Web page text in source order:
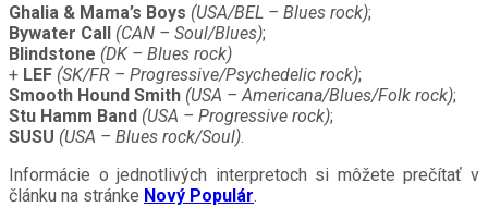
Ghalia & Mama’s Boys (USA/BEL – Blues rock);
Bywater Call (CAN – Soul/Blues);
Blindstone (DK – Blues rock)
+ LEF (SK/FR – Progressive/Psychedelic rock);
Smooth Hound Smith (USA – Americana/Blues/Folk rock);
Stu Hamm Band (USA – Progressive rock);
SUSU (USA – Blues rock/Soul).
Informácie o jednotlivých interpretoch si môžete prečítať v
článku na stránke Nový Populár.